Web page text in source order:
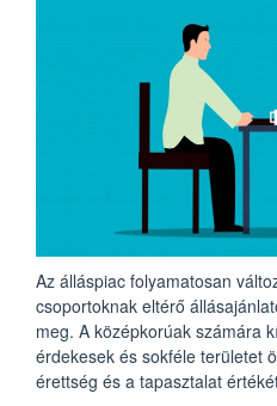
Az álláspiac folyamatosan
csoportoknak eltérő
meg. A középkorúak számára
érdekesek és sokféle területet
érettség és a tapasztalat